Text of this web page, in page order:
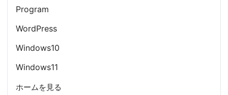
Program
WordPress
Windows10
Windows11
ホームを見る